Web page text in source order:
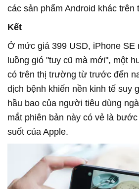
các sản phẩm Android khác trên
Kết
Ở mức giá 399 USD, iPhone SE
luồng gió "tuy cũ mà mới", một
có trên thị trường từ trước đến
dịch bệnh khiến nền kinh tế suy
hầu bao của người tiêu dùng
mắt phiên bản này có vẻ là
suốt của Apple.